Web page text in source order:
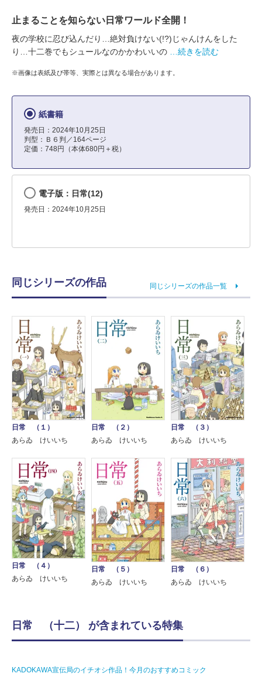
止まることを知らない日常ワールド全開！
夜の学校に忍び込んだり…絶対負けない(!?)じゃんけんをした
り…十二巻でもシュールなのかかわいいの
…続きを読む
※画像は表紙及び帯等、実際とは異なる場合があります。
紙書籍
発売日：2024年10月25日
判型：Ｂ６判／164ページ
定価：748円（本体680円＋税）
電子版：日常(12)
発売日：2024年10月25日
同じシリーズの作品 同じシリーズの作品一覧
日常 （１）
あらゐ けいいち
日常 （２）
あらゐ けいいち
日常 （３）
あらゐ けいいち
日常 （４）
あらゐ けいいち
日常 （５）
あらゐ けいいち
日常 （６）
あらゐ けいいち
日常 （十二） が含まれている特集
KADOKAWA宣伝局のイチオシ作品！今月のおすすめコミック